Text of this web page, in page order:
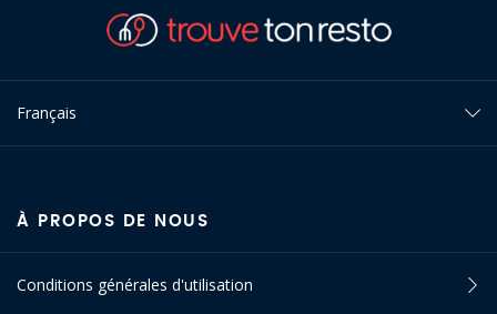
Français
À PROPOS DE NOUS
Conditions générales d'utilisation